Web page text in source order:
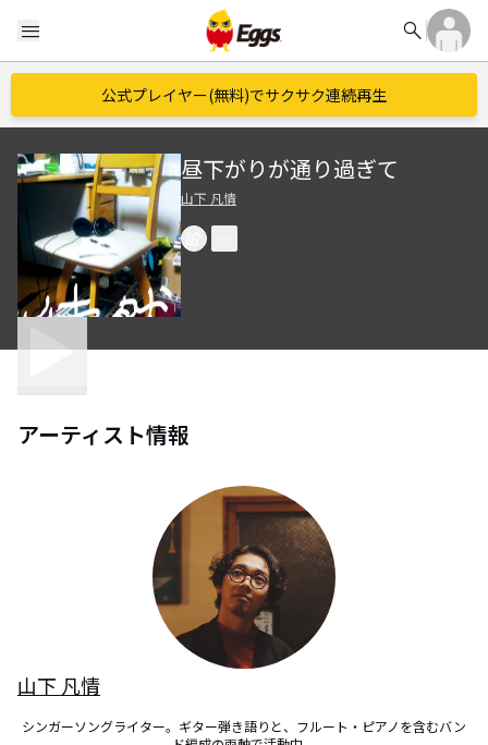
menu search
公式プレイヤー(無料)でサクサク連続再生
昼下がりが通り過ぎて
山下 凡情
アーティスト情報
山下 凡情
シンガーソングライター。ギター弾き語りと、フルート・ピアノを含むバン